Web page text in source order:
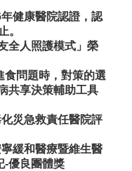
健康醫院認證，認
。
全人照護模式」榮
食問題時，對策的選
共享決策輔助工具
災急救責任醫院評
緩和醫療暨維生醫
-優良團體獎